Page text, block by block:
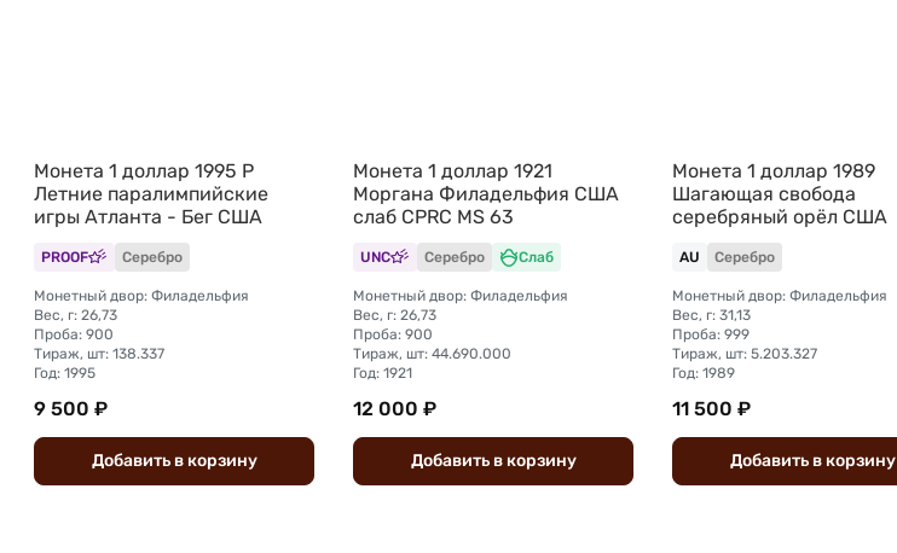
Монета 1 доллар 1995 P
Летние паралимпийские
игры Атланта - Бег США
PROOF Серебро
Монетный двор: Филадельфия
Вес, г: 26,73
Проба: 900
Тираж, шт: 138.337
Год: 1995
9 500 ₽
Добавить вкорзину
Монета 1 доллар 1921
Моргана Филадельфия США
слаб CPRC MS 63
UNC Серебро Слаб
Монетный двор: Филадельфия
Вес, г: 26,73
Проба: 900
Тираж, шт: 44.690.000
Год: 1921
12 000 ₽
Добавить вкорзину
Монета 1 доллар 1989
Шагающая свобода
серебряный орёл США
AU Серебро
Монетный двор: Филадельфия
Вес, г: 31,13
Проба: 999
Тираж, шт: 5.203.327
Год: 1989
11 500 ₽
Добавить вкорзину